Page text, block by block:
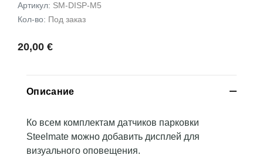
Артикул: SM-DISP-M5
Кол-во: Под заказ
20,00 €
Описание
Ко всем комплектам датчиков парковки
Steelmate можно добавить дисплей для
визуального оповещения.
MirrorLink / беспроводной
CarPlay
99,00 €
Беспроводное
Auto и CarPlay